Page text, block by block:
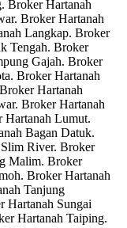
Broker Hartanah
Broker Hartanah
Langkap. Broker
Tengah. Broker
Gajah. Broker
Broker Hartanah
Hartanah
Broker Hartanah
Hartanah Lumut.
Bagan Datuk.
River. Broker
Malim. Broker
Broker Hartanah
Tanjung
Hartanah Sungai
Hartanah Taiping.